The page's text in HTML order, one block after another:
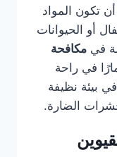
تكون المواد
أو الحيوانات
في مكافحة
في راحة
بيئة نظيفة
الضارة.